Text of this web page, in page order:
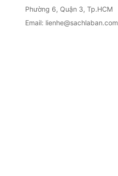
Phường 6, Quận 3, Tp.HCM
Email: lienhe@sachlaban.com